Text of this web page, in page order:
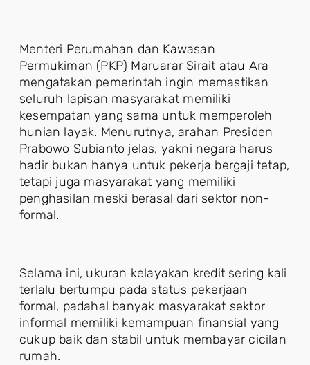
Menteri Perumahan dan Kawasan
Permukiman (PKP) Maruarar Sirait atau Ara
mengatakan pemerintah ingin memastikan
seluruh lapisan masyarakat memiliki
kesempatan yang sama untuk memperoleh
hunian layak. Menurutnya, arahan Presiden
Prabowo Subianto jelas, yakni negara harus
hadir bukan hanya untuk pekerja bergaji tetap,
tetapi juga masyarakat yang memiliki
penghasilan meski berasal dari sektor non-
formal.
Selama ini, ukuran kelayakan kredit sering kali
terlalu bertumpu pada status pekerjaan
formal, padahal banyak masyarakat sektor
informal memiliki kemampuan finansial yang
cukup baik dan stabil untuk membayar cicilan
rumah.